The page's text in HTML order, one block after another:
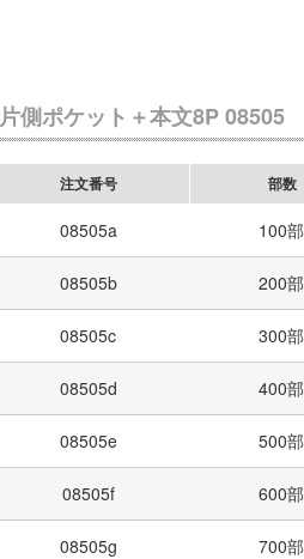
片側ポケット＋本文8P 08505
注文番号 部数
08505a 100部
08505b 200部
08505c 300部
08505d 400部
08505e 500部
08505f 600部
08505g 700部